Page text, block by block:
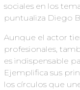
sociales en los
puntualiza Diego
Aunque el actor
profesionales,
es indispensable
Ejemplifica sus
los círculos que